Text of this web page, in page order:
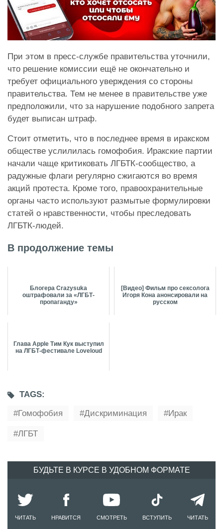
При этом в пресс-службе правительства уточнили,
что решение комиссии ещё не окончательно и
требует официального уверждения со стороны
правительства. Тем не менее в правительстве уже
предположили, что за нарушение подобного запрета
будет выписан штраф.
Стоит отметить, что в последнее время в иракском
обществе услилилась гомофобия. Иракские партии
начали чаще критиковать ЛГБТК-сообщество, а
радужные флаги регулярно сжигаются во время
акций протеста. Кроме того, правоохранительные
органы часто используют размытые формулировки
статей о нравственности, чтобы преследовать
ЛГБТК-людей.
В продолжение темы
Блогера Crazysuka
оштрафовали за «ЛГБТ-
пропаганду»
[Видео] Фильм про сексолога
Игоря Кона анонсировали на
русском
Глава Apple Тим Кук выступил
на ЛГБТ-фестивале Loveloud
TAGS:
Гомофобия
Дискриминация Ирак
ЛГБТ
БУДЬТЕ В КУРСЕ В УДОБНОМ ФОРМАТЕ
ЧИТАТЬ НРАВИТСЯ СМОТРЕТЬ ВСТУПИТЬ ЧИТАТЬ